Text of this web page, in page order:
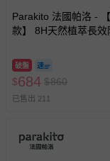
商品、食品
客製化商品
新費用）。
經消費者拆
等）。
非以有形媒
上服務，經
Parakito 法國帕洛 -
款】 8H天然植萃長效
破盤
$684 $860
已售出 211